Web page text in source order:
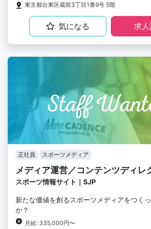
東京都台東区蔵前3丁目1番9号 5階
気になる 求
正社員 スポーツメディア
メディア運営／コンテンツディレ
スポーツ情報サイト｜SJP
新たな価値を創るスポーツメディアをつく
か？
月給: 335,000円〜